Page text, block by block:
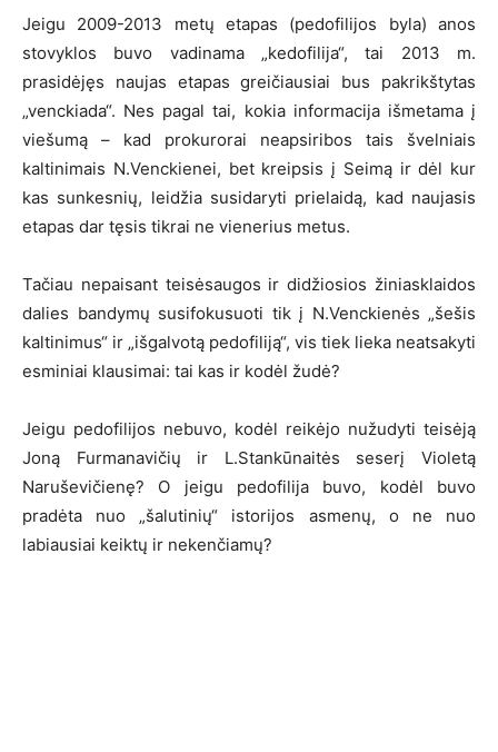
Jeigu 2009-2013 metų etapas (pedofilijos byla) anos
stovyklos buvo vadinama „kedofilija“, tai 2013 m.
prasidėjęs naujas etapas greičiausiai bus pakrikštytas
„venckiada“. Nes pagal tai, kokia informacija išmetama į
viešumą – kad prokurorai neapsiribos tais švelniais
kaltinimais N.Venckienei, bet kreipsis į Seimą ir dėl kur
kas sunkesnių, leidžia susidaryti prielaidą, kad naujasis
etapas dar tęsis tikrai ne vienerius metus.
Tačiau nepaisant teisėsaugos ir didžiosios žiniasklaidos
dalies bandymų susifokusuoti tik į N.Venckienės „šešis
kaltinimus“ ir „išgalvotą pedofiliją“, vis tiek lieka neatsakyti
esminiai klausimai: tai kas ir kodėl žudė?
Jeigu pedofilijos nebuvo, kodėl reikėjo nužudyti teisėją
Joną Furmanavičių ir L.Stankūnaitės seserį Violetą
Naruševičienę? O jeigu pedofilija buvo, kodėl buvo
pradėta nuo „šalutinių“ istorijos asmenų, o ne nuo
labiausiai keiktų ir nekenčiamų?